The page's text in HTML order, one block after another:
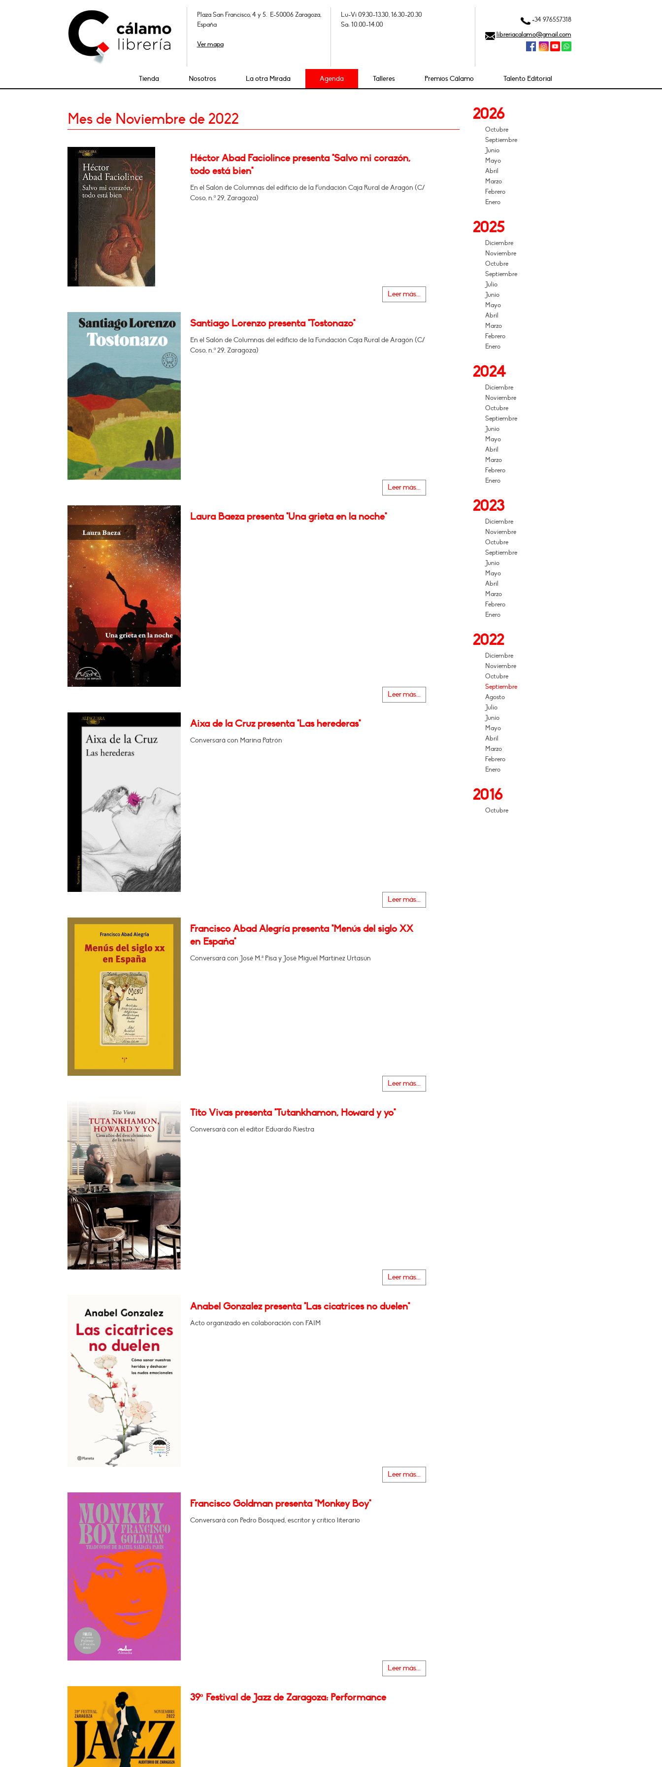
Plaza San Francisco, 4 y 5. E-50006 Zaragoza,
España
Ver mapa
Lu-Vi 09.30-13.30, 16.30-20.30
Sa: 10.00-14.00
+34 976557318
libreriacalamo@gmail.com
Tienda Nosotros La otra Mirada Agenda Talleres Premios Cálamo Talento Editorial
Mes de Noviembre de 2022
Héctor Abad Faciolince presenta "Salvo mi corazón,
todo está bien"
En el Salón de Columnas del edificio de la Fundación Caja Rural de Aragón (C/
Coso, n.º 29, Zaragoza)
Leer más...
Santiago Lorenzo presenta "Tostonazo"
En el Salón de Columnas del edificio de la Fundación Caja Rural de Aragón (C/
Coso, n.º 29, Zaragoza)
Leer más...
Laura Baeza presenta "Una grieta en la noche"
Leer más...
Aixa de la Cruz presenta "Las herederas"
Conversará con Marina Patrón
Leer más...
Francisco Abad Alegría presenta "Menús del siglo XX
en España"
Conversará con José M.ª Pisa y José Miguel Martínez Urtasún
Leer más...
Tito Vivas presenta "Tutankhamon, Howard y yo"
Conversará con el editor Eduardo Riestra
Leer más...
Anabel Gonzalez presenta "Las cicatrices no duelen"
Acto organizado en colaboración con FAIM
Leer más...
Francisco Goldman presenta "Monkey Boy"
Conversará con Pedro Bosqued, escritor y crítico literario
Leer más...
39º Festival de Jazz de Zaragoza: Performance
2026
Octubre
Septiembre
Junio
Mayo
Abril
Marzo
Febrero
Enero
2025
Diciembre
Noviembre
Octubre
Septiembre
Julio
Junio
Mayo
Abril
Marzo
Febrero
Enero
2024
Diciembre
Noviembre
Octubre
Septiembre
Junio
Mayo
Abril
Marzo
Febrero
Enero
2023
Diciembre
Noviembre
Octubre
Septiembre
Junio
Mayo
Abril
Marzo
Febrero
Enero
2022
Diciembre
Noviembre
Octubre
Septiembre
Agosto
Julio
Junio
Mayo
Abril
Marzo
Febrero
Enero
2016
Octubre